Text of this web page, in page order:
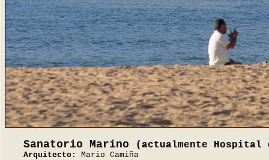
Sanatorio Marino (actualmente
Arquitecto:
Mario Camiña